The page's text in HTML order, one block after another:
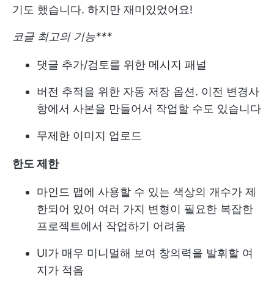
기도 했습니다. 하지만 재미있었어요!
코글 최고의 기능***
댓글 추가/검토를 위한 메시지 패널
버전 추적을 위한 자동 저장 옵션. 이전 변경사
항에서 사본을 만들어서 작업할 수도 있습니다
무제한 이미지 업로드
한도 제한
마인드 맵에 사용할 수 있는 색상의 개수가 제
한되어 있어 여러 가지 변형이 필요한 복잡한
프로젝트에서 작업하기 어려움
UI가 매우 미니멀해 보여 창의력을 발휘할 여
지가 적음